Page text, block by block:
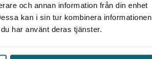
och annan information från din enhet
kan i sin tur kombinera informationen
har använt deras tjänster.